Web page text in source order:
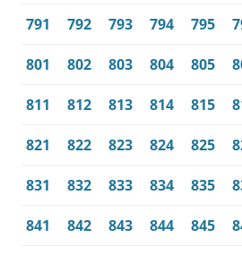
791 792 793 794 795
801 802 803 804 805
811 812 813 814 815
821 822 823 824 825
831 832 833 834 835
841 842 843 844 845